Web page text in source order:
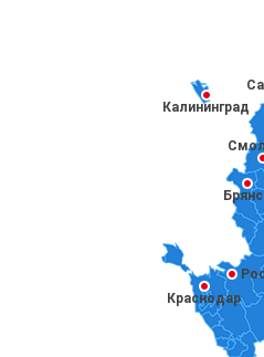
Калининград
Краснодар